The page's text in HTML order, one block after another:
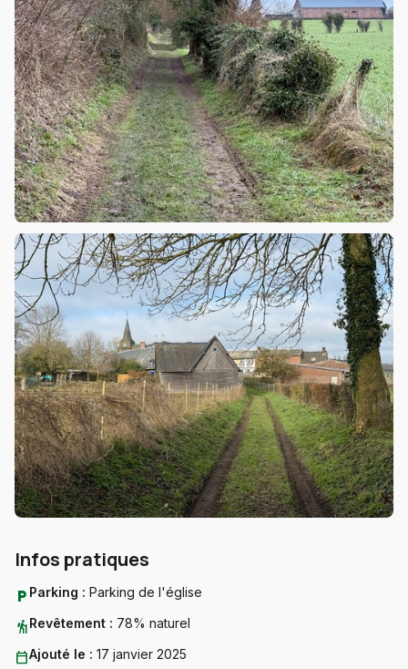
Infos pratiques
local_parking Parking : Parking de l'église
hikingRevêtement : 78% naturel
calendar_todayAjouté le : 17 janvier 2025